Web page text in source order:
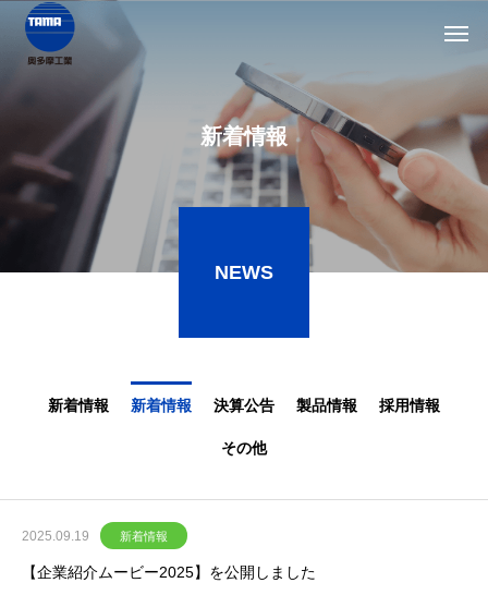
新着情報
NEWS
新着情報 新着情報 決算公告 製品情報 採用情報
その他
2025.09.19 新着情報
【企業紹介ムービー2025】を公開しました